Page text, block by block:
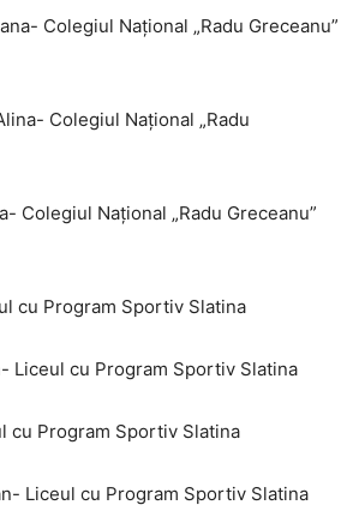
Colegiul Național „Radu Greceanu”
Colegiul Național „Radu
Colegiul Național „Radu Greceanu”
cu Program Sportiv Slatina
Liceul cu Program Sportiv Slatina
cu Program Sportiv Slatina
Liceul cu Program Sportiv Slatina